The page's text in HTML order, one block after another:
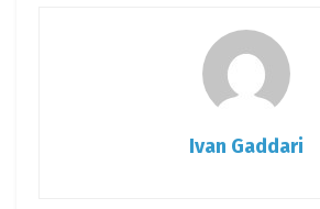
Ivan Gaddari